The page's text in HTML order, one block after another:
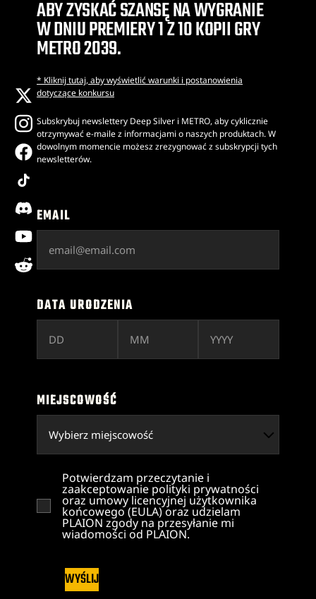
x
instagram
facebook
tiktok
discord
youtube
reddit
ABY ZYSKAĆ SZANSĘ NA WYGRANIE
W DNIU PREMIERY 1 Z 10 KOPII GRY
METRO 2039.
* Kliknij tutaj, aby wyświetlić warunki i postanowienia
dotyczące konkursu
Subskrybuj newslettery Deep Silver i METRO, aby cyklicznie
otrzymywać e-maile z informacjami o naszych produktach. W
dowolnym momencie możesz zrezygnować z subskrypcji tych
newsletterów.
EMAIL
DATA URODZENIA
MIEJSCOWOŚĆ
Potwierdzam przeczytanie i
zaakceptowanie polityki prywatności
oraz umowy licencyjnej użytkownika
końcowego (EULA) oraz udzielam
PLAION zgody na przesyłanie mi
wiadomości od PLAION.
WYŚLIJ